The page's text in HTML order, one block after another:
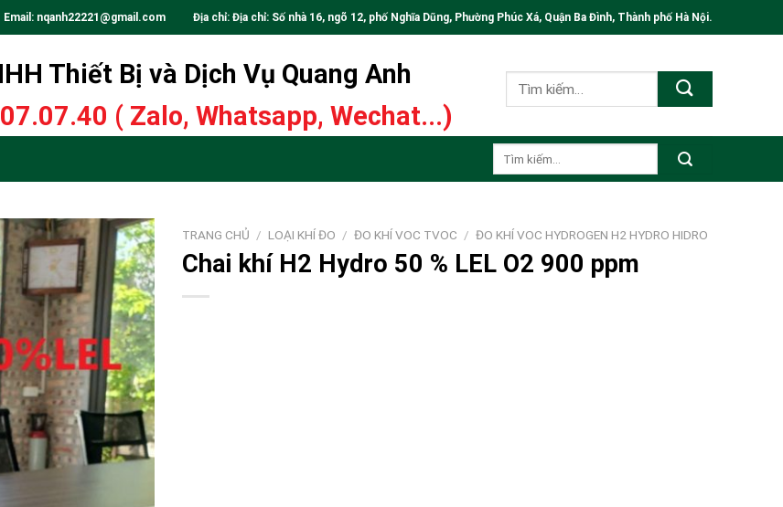
nqanh22221@gmail.com Địa chỉ: Địa chỉ: Số nhà 16, ngõ 12, phố Nghĩa Dũng, Phường Phúc Xá, Quận Ba Đình, Thành phố Hà Nội.
Thiết Bị và Dịch Vụ Quang Anh
( Zalo, Whatsapp, Wechat...)
Tìm
TRANG CHỦ / LOẠI KHÍ ĐO / ĐO KHÍ VOC TVOC / ĐO KHÍ VOC HYDROGEN H2 HYDRO HIDRO
Chai khí H2 Hydro 50 % LEL O2 900 ppm